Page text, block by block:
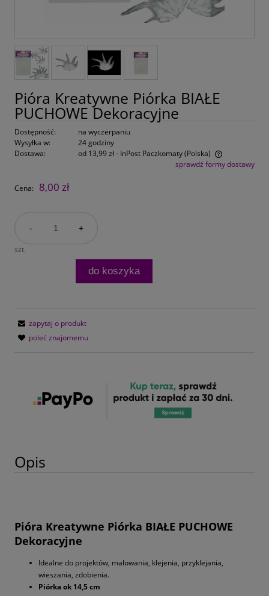
Pióra Kreatywne Piórka BIAŁE
PUCHOWE Dekoracyjne
Dostępność:
na wyczerpaniu
Wysyłka w:
24 godziny
Dostawa:
od 13,99 zł- InPost Paczkomaty(Polska)
Cena nie zawiera ewentualnych kosztów płatnościsprawdź formy dostawy
Cena: 8,00 zł
- +
szt.
do koszyka
zapytaj o produkt
poleć znajomemu
Opis
Pióra Kreatywne Piórka BIAŁE PUCHOWE
Dekoracyjne
Idealne do projektów, malowania, klejenia, przyklejania,
wieszania, zdobienia.
Piórka ok 14,5 cm